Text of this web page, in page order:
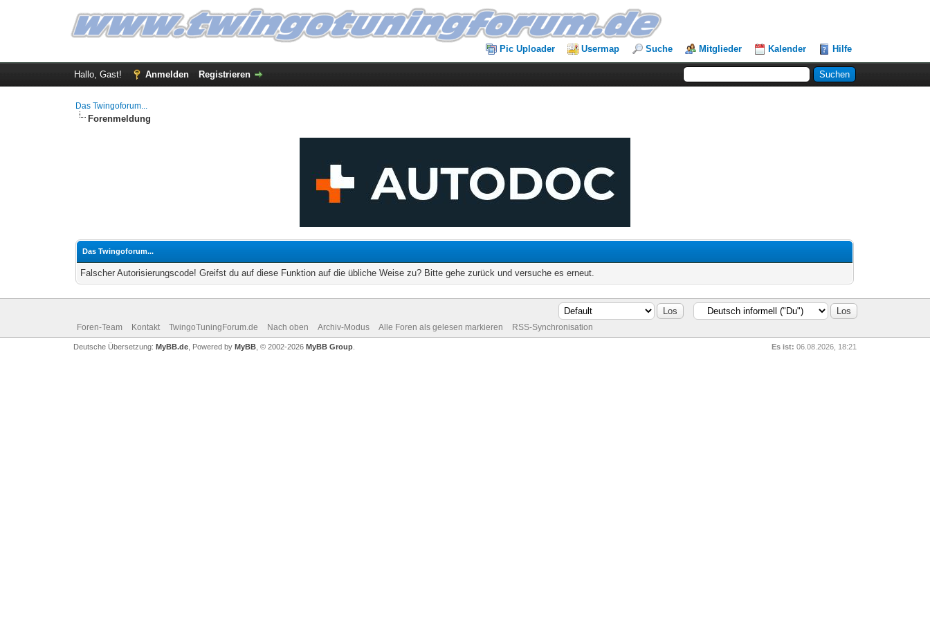
Pic Uploader Usermap Suche Mitglieder Kalender Hilfe
Hallo, Gast! Anmelden Registrieren
Das Twingoforum...
Forenmeldung
Das Twingoforum...
Falscher Autorisierungscode! Greifst du auf diese Funktion auf die übliche Weise zu? Bitte gehe zurück und versuche es erneut.
Foren-Team Kontakt TwingoTuningForum.de Nach oben Archiv-Modus Alle Foren als gelesen markieren RSS-Synchronisation
Es ist: 06.08.2026, 18:21
Deutsche Übersetzung: MyBB.de, Powered by MyBB, © 2002-2026 MyBB Group.